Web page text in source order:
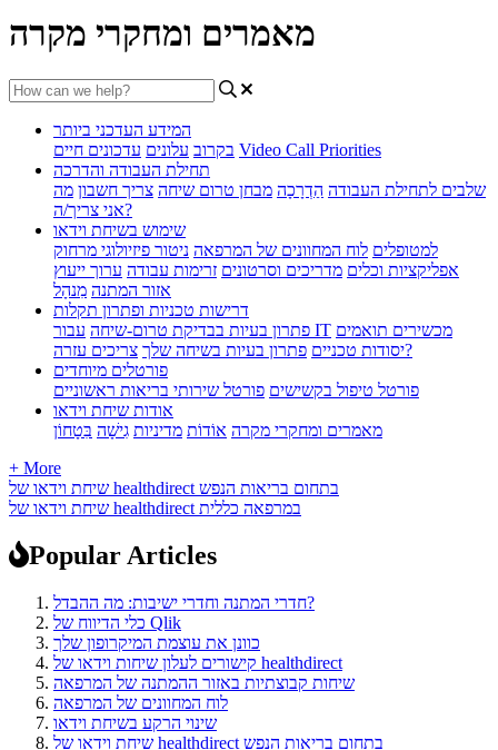
מאמרים ומחקרי מקרה
המידע העדכני ביותר
בקרוב עלונים עדכונים חיים
Video Call Priorities
תחילת העבודה והדרכה
שלבים לתחילת העבודה הַדְרָכָה מבחן טרום שיחה צריך חשבון מה
אני צריך/ה?
שימוש בשיחת וידאו
למטופלים לוח המחוונים של המרפאה ניטור פיזיולוגי מרחוק
אפליקציות וכלים מדריכים וסרטונים זרימות עבודה ערוך ייעוץ
אזור המתנה מִנהָל
דרישות טכניות ופתרון תקלות
פתרון בעיות בבדיקת טרום-שיחה עבור IT מכשירים תואמים
יסודות טכניים פתרון בעיות בשיחה שלך
צריכים עזרה?
פורטלים מיוחדים
פורטל טיפול בקשישים פורטל שירותי בריאות ראשוניים
אודות שיחת וידאו
מאמרים ומחקרי מקרה אוֹדוֹת מדיניות גִישָׁה בִּטָחוֹן
+ More
שיחת וידאו של healthdirect בתחום בריאות הנפש
שיחת וידאו של healthdirect במרפאה כללית
Popular Articles
חדרי המתנה וחדרי ישיבות: מה ההבדל?
כלי הדיווח של Qlik
כוונן את עוצמת המיקרופון שלך
קישורים לעלון שיחות וידאו של healthdirect
שיחות קבוצתיות באזור ההמתנה של המרפאה
לוח המחוונים של המרפאה
שינוי הרקע בשיחת וידאו
שיחת וידאו של healthdirect בתחום בריאות הנפש